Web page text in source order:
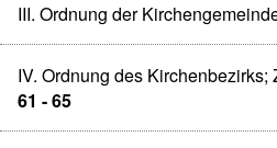
III. Ordnung der
IV. Ordnung des Kirchenbezirks;
61 - 65